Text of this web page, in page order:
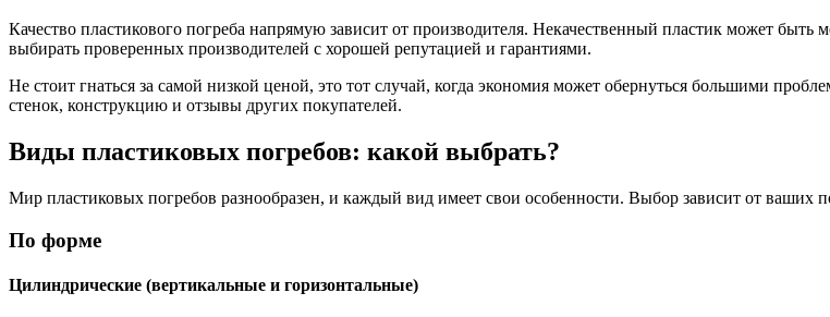
Качество пластикового погреба напрямую зависит от производителя. Некачественный пластик может
выбирать проверенных производителей с хорошей репутацией и гарантиями.
Не стоит гнаться за самой низкой ценой, это тот случай, когда экономия может обернуться большими
стенок, конструкцию и отзывы других покупателей.
Виды пластиковых погребов: какой выбрать?
Мир пластиковых погребов разнообразен, и каждый вид имеет свои особенности. Выбор зависит от ваших
По форме
Цилиндрические (вертикальные и горизонтальные)